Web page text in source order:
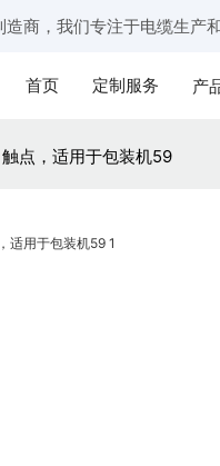
商，我们专注于电缆生产
首页 定制服务 产
点，适用于包装机59